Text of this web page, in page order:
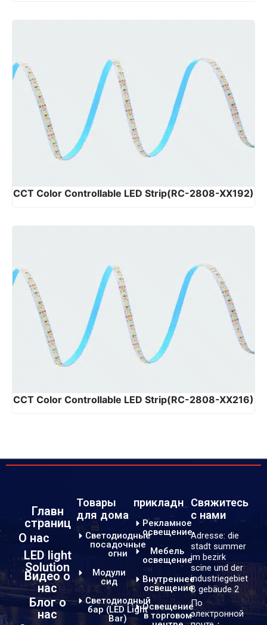
CCT Color Controllable LED Strip(RC-2808-XX192)
CCT Color Controllable LED Strip(RC-2808-XX216)
Главн
страниц
О нас
LED light
Solution
Видео о
нас
Блог о
нас
Товары
для дома
Светодиодные
посадочные
огни
Модули
сид
Светодиодный
бар (LED Light
Bar)
прикладн
Рекламное
освещение
Мебель
освещение
Внутреннее
освещение
Освещение
в торговом
Свяжитесь
с нами
Adresse: die
stadt summer
im bezirk
scine und der
industriegebiet
B gebäude 2
По
электронной